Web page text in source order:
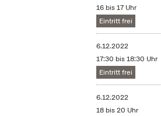
16 bis 17 Uhr
Eintritt frei
6.12.2022
17:30 bis 18:30 Uhr
Eintritt frei
6.12.2022
18 bis 20 Uhr